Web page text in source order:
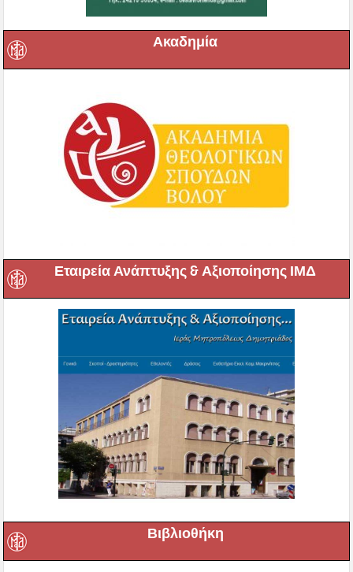
Ακαδημία
Εταιρεία Ανάπτυξης & Αξιοποίησης ΙΜΔ
Βιβλιοθήκη